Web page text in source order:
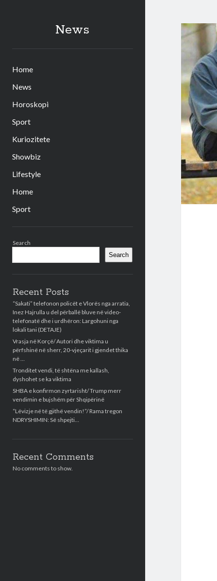
News
Home
News
Horoskopi
Sport
Kuriozitete
Showbiz
Lifestyle
Home
Sport
Search
Search
Recent Posts
“Sakati” telefonon policët e Vlorës nga arratia,
Inez Hajrulla u del përballë bluve në video-
telefonatë dhe i urdhëron: Largohuni nga
lokali tani (DETAJE)
Vrasja në Korçë/ Autori dhe viktima u
përfshinë në sherr, 20-vjeçarit i gjendet thika
në …
Tronditet vendi, të shtëna me kallash,
dyshohet se ka viktima
SHBA e konfirmon zyrtarisht/ Trump merr
vendimin e bujshëm për Shqipërinë
“Lëvizje në të gjithë vendin!”/ Rama tregon
NDRYSHIMIN: Së shpejti…
Recent Comments
No comments to show.